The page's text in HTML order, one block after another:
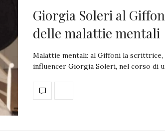
Giorgia Soleri al
delle malattie mentali
Malattie mentali: al Giffoni la scrittrice,
influencer Giorgia Soleri, nel corso di